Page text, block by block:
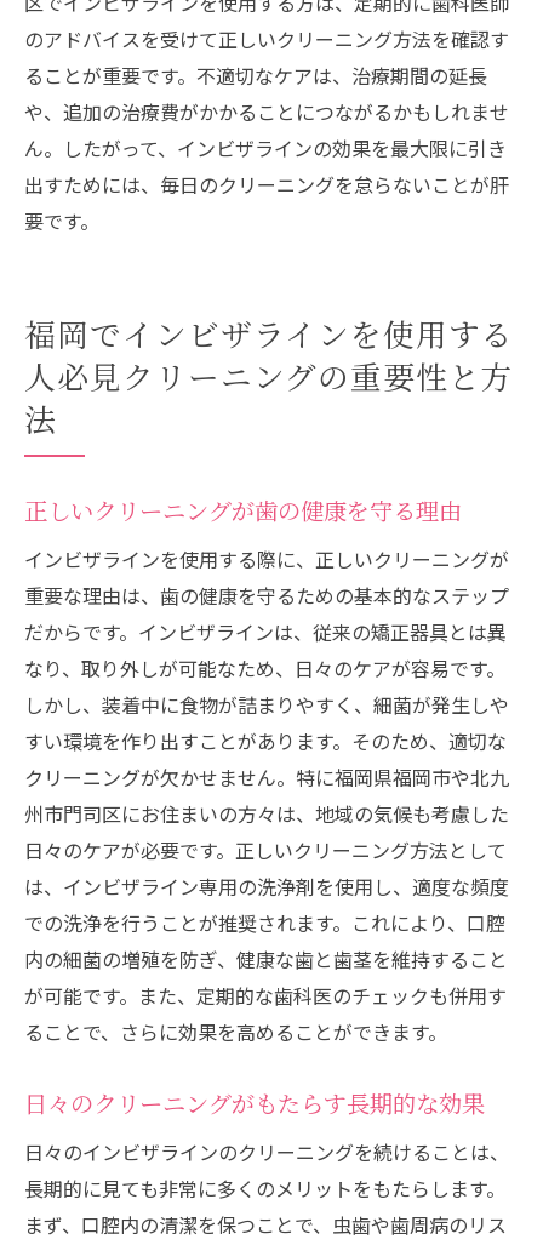
のアドバイスを受けて正しいクリーニング方法を確認す
ることが重要です。不適切なケアは、治療期間の延長
や、追加の治療費がかかることにつながるかもしれませ
ん。したがって、インビザラインの効果を最大限に引き
出すためには、毎日のクリーニングを怠らないことが肝
要です。
福岡でインビザラインを使用する
人必見クリーニングの重要性と方
法
正しいクリーニングが歯の健康を守る理由
インビザラインを使用する際に、正しいクリーニングが
重要な理由は、歯の健康を守るための基本的なステップ
だからです。インビザラインは、従来の矯正器具とは異
なり、取り外しが可能なため、日々のケアが容易です。
しかし、装着中に食物が詰まりやすく、細菌が発生しや
すい環境を作り出すことがあります。そのため、適切な
クリーニングが欠かせません。特に福岡県福岡市や北九
州市門司区にお住まいの方々は、地域の気候も考慮した
日々のケアが必要です。正しいクリーニング方法として
は、インビザライン専用の洗浄剤を使用し、適度な頻度
での洗浄を行うことが推奨されます。これにより、口腔
内の細菌の増殖を防ぎ、健康な歯と歯茎を維持すること
が可能です。また、定期的な歯科医のチェックも併用す
ることで、さらに効果を高めることができます。
日々のクリーニングがもたらす長期的な効果
日々のインビザラインのクリーニングを続けることは、
長期的に見ても非常に多くのメリットをもたらします。
まず、口腔内の清潔を保つことで、虫歯や歯周病のリス